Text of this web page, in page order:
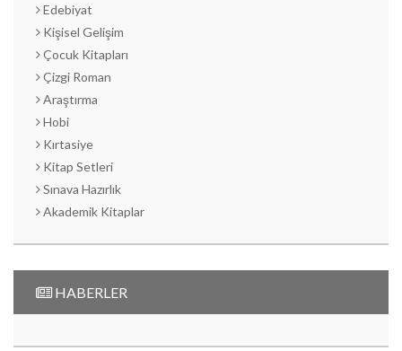
Edebiyat
Kişisel Gelişim
Çocuk Kitapları
Çizgi Roman
Araştırma
Hobi
Kırtasiye
Kitap Setleri
Sınava Hazırlık
Akademik Kitaplar
HABERLER